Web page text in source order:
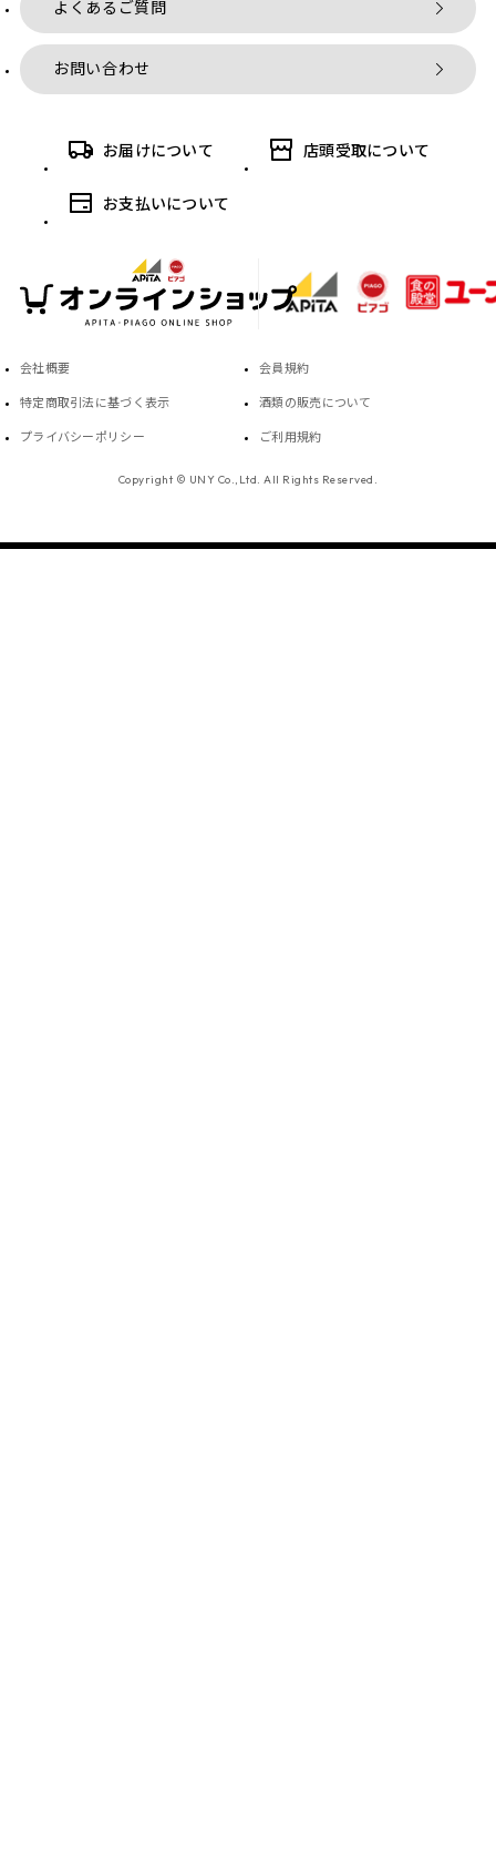
よくあるご質問
お問い合わせ
お届けについて 店頭受取について
お支払いについて
会社概要 会員規約
特定商取引法に基づく表示 酒類の販売について
プライバシーポリシー ご利用規約
Copyright © UNY Co.,Ltd. All Rights Reserved.